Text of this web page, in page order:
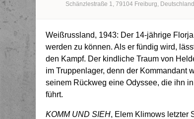
Schänzlestraße 1 79104 Freiburg Deutschland
Weißrussland, 1943: Der 14-jährige
werden zu können. Als er fündig wird,
den Kampf. Der kindliche Traum von
im Truppenlager, denn der Kommandant
seinem Rückweg eine Odyssee, die ihn
führt.
KOMM UND SIEH, Elem Klimows letzter